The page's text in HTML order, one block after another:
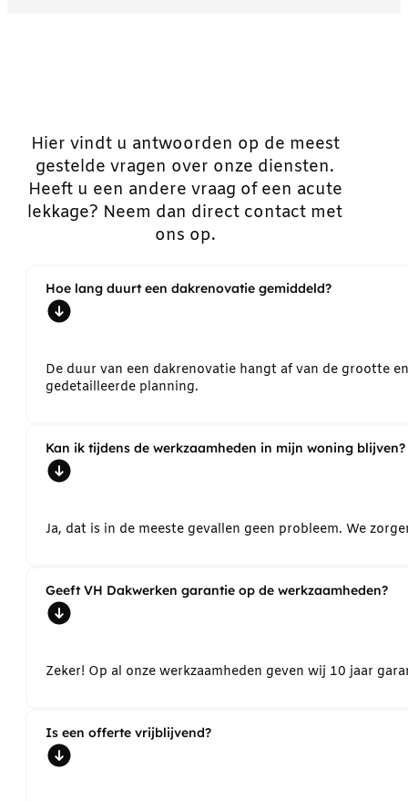
Hier vindt u antwoorden op de meest
gestelde vragen over onze diensten.
Heeft u een andere vraag of een acute
lekkage? Neem dan direct contact met
ons op.
Hoe lang duurt een dakrenovatie gemiddeld?
De duur van een dakrenovatie hangt af van de grootte
gedetailleerde planning.
Kan ik tijdens de werkzaamheden in mijn woning blijven?
Ja, dat is in de meeste gevallen geen probleem. We
Geeft VH Dakwerken garantie op de werkzaamheden?
Zeker! Op al onze werkzaamheden geven wij 10 jaar
Is een offerte vrijblijvend?